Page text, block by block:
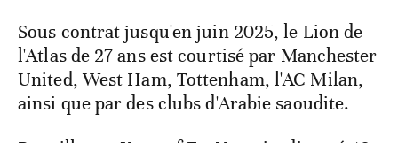
Sous contrat jusqu'en juin 2025, le Lion de
l'Atlas de 27 ans est courtisé par Manchester
United, West Ham, Tottenham, l'AC Milan,
ainsi que par des clubs d'Arabie saoudite.